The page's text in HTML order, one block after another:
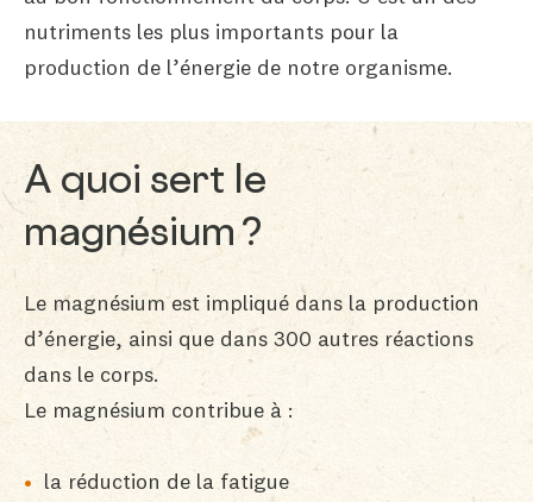
nutriments les plus importants pour la
production de l’énergie de notre organisme.
A quoi sert le
magnésium ?
Le magnésium est impliqué dans la production
d’énergie, ainsi que dans 300 autres réactions
dans le corps.
Le magnésium contribue à :
la réduction de la fatigue